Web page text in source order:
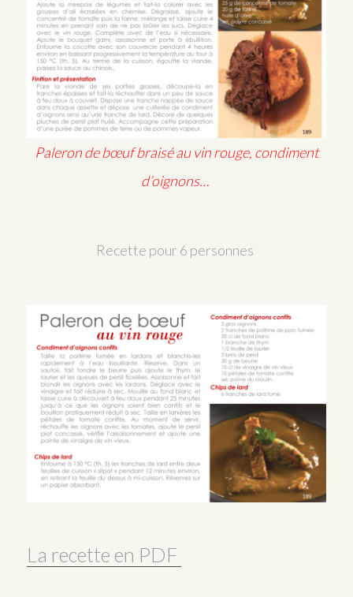
Paleron de bœuf braisé au vin rouge, condiment
d’oignons…
Recette pour 6 personnes
La recette en PDF